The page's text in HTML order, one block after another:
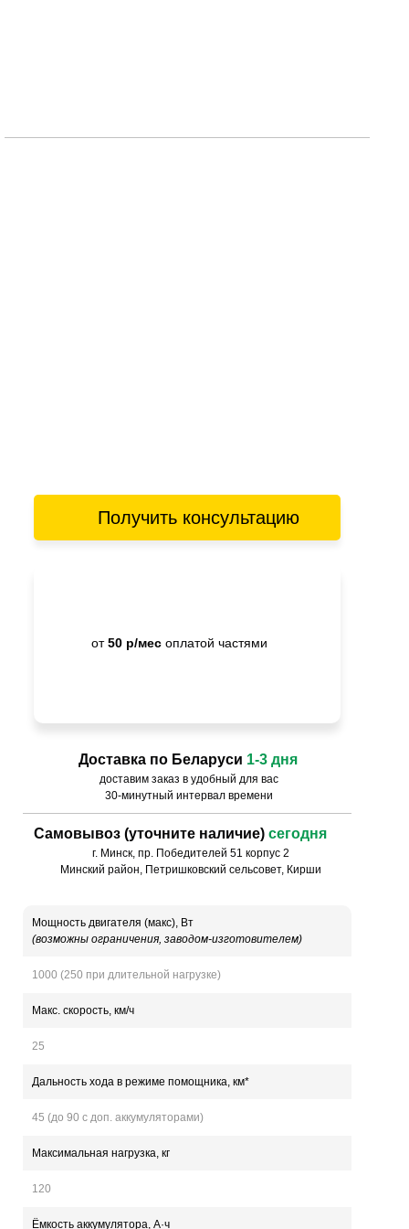
Мощность двигателя (макс), Вт
(возможны ограничения, заводом-изготовителем)
1000 (250 при длительной нагрузке)
Макс. скорость, км/ч
25
Дальность хода в режиме помощника, км*
45 (до 90 с доп. аккумуляторами)
Максимальная нагрузка, кг
120
Ёмкость аккумулятора, А·ч
Получить консультацию
от50 р/мес оплатой частями
г. Минск, пр. Победителей 51 корпус 2
Минский район, Петришковский сельсовет, Кирши
Самовывоз (уточните наличие) сегодня
доставим заказ в удобный для вас
30-минутный интервал времени
Доставка по Беларуси 1-3 дня